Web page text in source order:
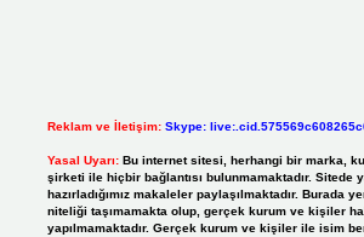
Reklam ve İletişim: Skype:
Yasal Uyarı: Bu internet sitesi, herhangi bir marka,
şirketi ile hiçbir bağlantısı bulunmamaktadır. Sitede
hazırladığımız makaleler paylaşılmaktadır. Burada
niteliği taşımamakta olup, gerçek kurum ve kişiler
yapılmamaktadır. Gerçek kurum ve kişiler ile isim